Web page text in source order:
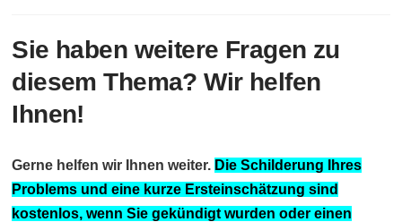
Sie haben weitere Fragen zu
diesem Thema? Wir helfen
Ihnen!
Gerne helfen wir Ihnen weiter. Die Schilderung Ihres
Problems und eine kurze Ersteinschätzung sind
kostenlos, wenn Sie gekündigt wurden oder einen